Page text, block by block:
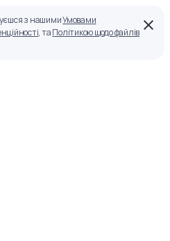
з нашимиУмовами
, таПолітикою щодо файлів